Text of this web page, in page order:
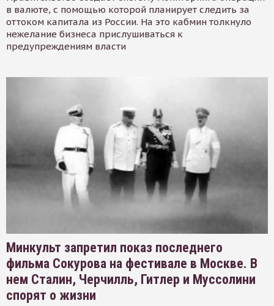
в валюте, с помощью которой планирует следить за
оттоком капитала из России. На это кабмин толкнуло
нежелание бизнеса прислушиваться к
предупреждениям власти
Минкульт запретил показ последнего
фильма Сокурова на фестивале в Москве. В
нем Сталин, Черчилль, Гитлер и Муссолини
спорят о жизни